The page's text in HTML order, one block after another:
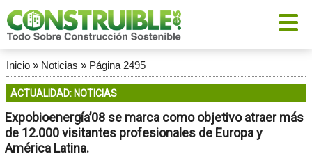
Inicio» Noticias » Página 2495
ACTUALIDAD: NOTICIAS
Expobioenergía’08 se marca como objetivo atraer más
de 12.000 visitantes profesionales de Europa y
América Latina.